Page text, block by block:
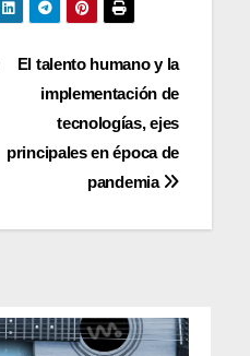
El talento humano y la
implementación de
tecnologías, ejes
principales en época de
pandemia